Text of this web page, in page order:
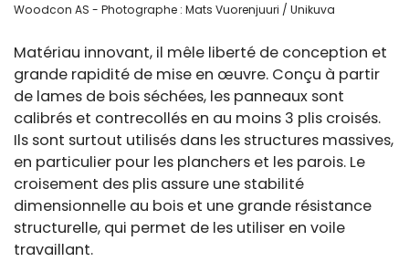
Woodcon AS - Photographe : Mats Vuorenjuuri / Unikuva
Matériau innovant, il mêle liberté de conception et
grande rapidité de mise en œuvre. Conçu à partir
de lames de bois séchées, les panneaux sont
calibrés et contrecollés en au moins 3 plis croisés.
Ils sont surtout utilisés dans les structures massives,
en particulier pour les planchers et les parois. Le
croisement des plis assure une stabilité
dimensionnelle au bois et une grande résistance
structurelle, qui permet de les utiliser en voile
travaillant.